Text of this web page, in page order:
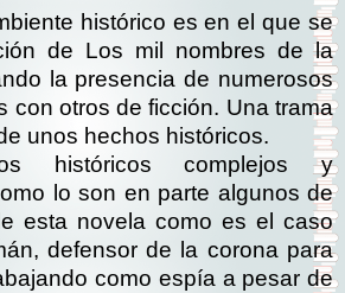
histórico es en el que se
de Los mil nombres de la
la presencia de numerosos
con otros de ficción. Una trama
unos hechos históricos.
históricos complejos y
lo son en parte algunos de
esta novela como es el caso
defensor de la corona para
como espía a pesar de